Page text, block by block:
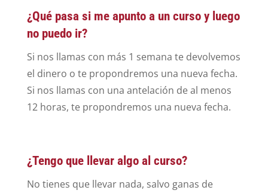
¿Qué pasa si me apunto a un curso y luego
no puedo ir?
Si nos llamas con más 1 semana te devolvemos
el dinero o te propondremos una nueva fecha.
Si nos llamas con una antelación de al menos
12 horas, te propondremos una nueva fecha.
¿Tengo que llevar algo al curso?
No tienes que llevar nada, salvo ganas de